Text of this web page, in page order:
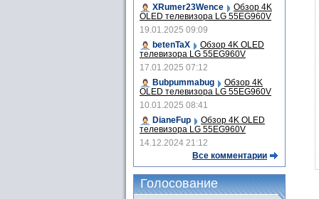
XRumer23Wence
Обзор 4K
OLED телевизора LG 55EG960V
19.01.2025 09:09
betenTaX
Обзор 4K OLED
телевизора LG 55EG960V
17.01.2025 07:12
Bubpummabug
Обзор 4K
OLED телевизора LG 55EG960V
10.01.2025 08:41
DianeFup
Обзор 4K OLED
телевизора LG 55EG960V
14.12.2024 21:12
Все комментарии
Голосование